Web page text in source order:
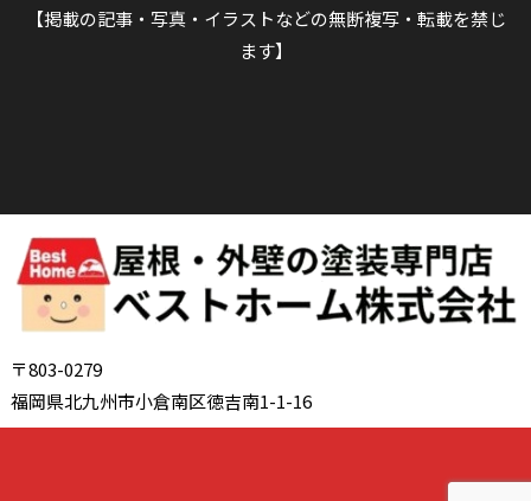
【掲載の記事・写真・イラストなどの無断複写・転載を禁じ
ます】
〒803-0279
福岡県北九州市小倉南区徳吉南1-1-16